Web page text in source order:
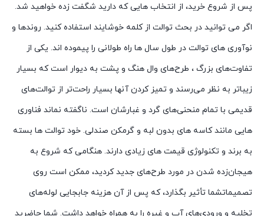
پس از شروع خرید، از انتخاب هایی که دارید شگفت زده خواهید شد.
اگر می توانید در بحث توالت از کلمه خوشایند استفاده کنید. روندها و
نوآوری های توالت در طول سال ها راه طولانی را پیموده اند. یکی از
تفاوت‌های بزرگ ، طرح‌های وال هنگ و پشت به دیوار است که بسیار
زیباتر به نظر می‌رسند و تمیز کردن آنها بسیار راحت‌تر از توالت‌های
قدیمی با تمام منحنی‌های گرد و غبارشان است. ناگفته نماند فناوری
هایی مانند کاسه های بدون لبه و گرمکن صندلی. خود توالت ها بسته
به برند و تکنولوژی قیمت های زیادی دارند. هنگامی که شروع به
هیجان‌زده شدن در مورد طرح‌های جدید کردید، ممکن است روی
تصمیماتشما تأثیر بگذارد، که پس از آن هزینه جابجایی لوله‌های
تخلیه و ورودی‌های آب و غیره را به همراه خواهد داشت. شما حاضرید